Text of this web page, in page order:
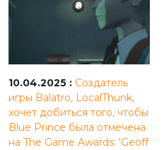
10.04.2025 : Создатель
игры Balatro, LocalThunk,
хочет добиться того, чтобы
Blue Prince была отмечена
на The Game Awards: 'Geoff